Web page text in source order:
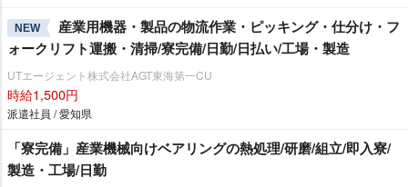
NEW
産業用機器・製品の物流作業・ピッキング・仕分け・フ
ォークリフト運搬・清掃/寮完備/日勤/日払い/工場・製造
UTエージェント株式会社AGT東海第一CU
時給1,500円
派遣社員 / 愛知県
「寮完備」産業機械向けベアリングの熱処理/研磨/組立/即入寮/
製造・工場/日勤